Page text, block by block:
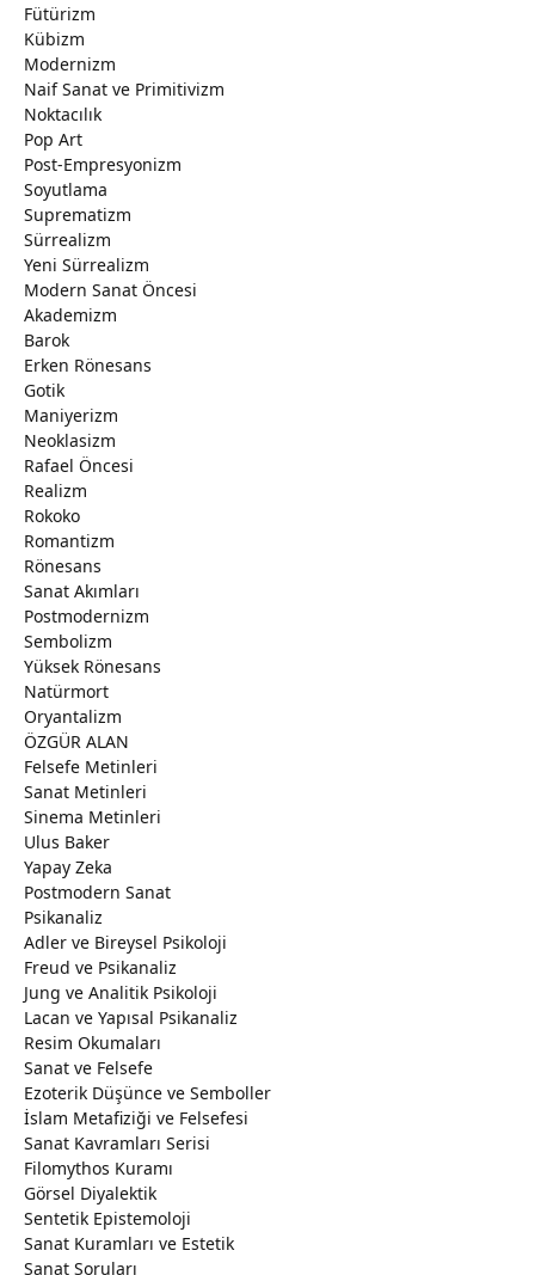
Fütürizm
Kübizm
Modernizm
Naif Sanat ve Primitivizm
Noktacılık
Pop Art
Post-Empresyonizm
Soyutlama
Suprematizm
Sürrealizm
Yeni Sürrealizm
Modern Sanat Öncesi
Akademizm
Barok
Erken Rönesans
Gotik
Maniyerizm
Neoklasizm
Rafael Öncesi
Realizm
Rokoko
Romantizm
Rönesans
Sanat Akımları
Postmodernizm
Sembolizm
Yüksek Rönesans
Natürmort
Oryantalizm
ÖZGÜR ALAN
Felsefe Metinleri
Sanat Metinleri
Sinema Metinleri
Ulus Baker
Yapay Zeka
Postmodern Sanat
Psikanaliz
Adler ve Bireysel Psikoloji
Freud ve Psikanaliz
Jung ve Analitik Psikoloji
Lacan ve Yapısal Psikanaliz
Resim Okumaları
Sanat ve Felsefe
Ezoterik Düşünce ve Semboller
İslam Metafiziği ve Felsefesi
Sanat Kavramları Serisi
Filomythos Kuramı
Görsel Diyalektik
Sentetik Epistemoloji
Sanat Kuramları ve Estetik
Sanat Soruları